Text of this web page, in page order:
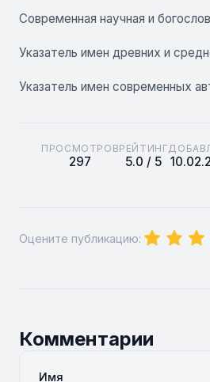
Современная научная и
Указатель имен древних и
Указатель имен современных
ПРОСМОТРОВ
297
РЕЙТИНГ
5.0 / 5
Оцените публикацию:
Комментарии
Имя